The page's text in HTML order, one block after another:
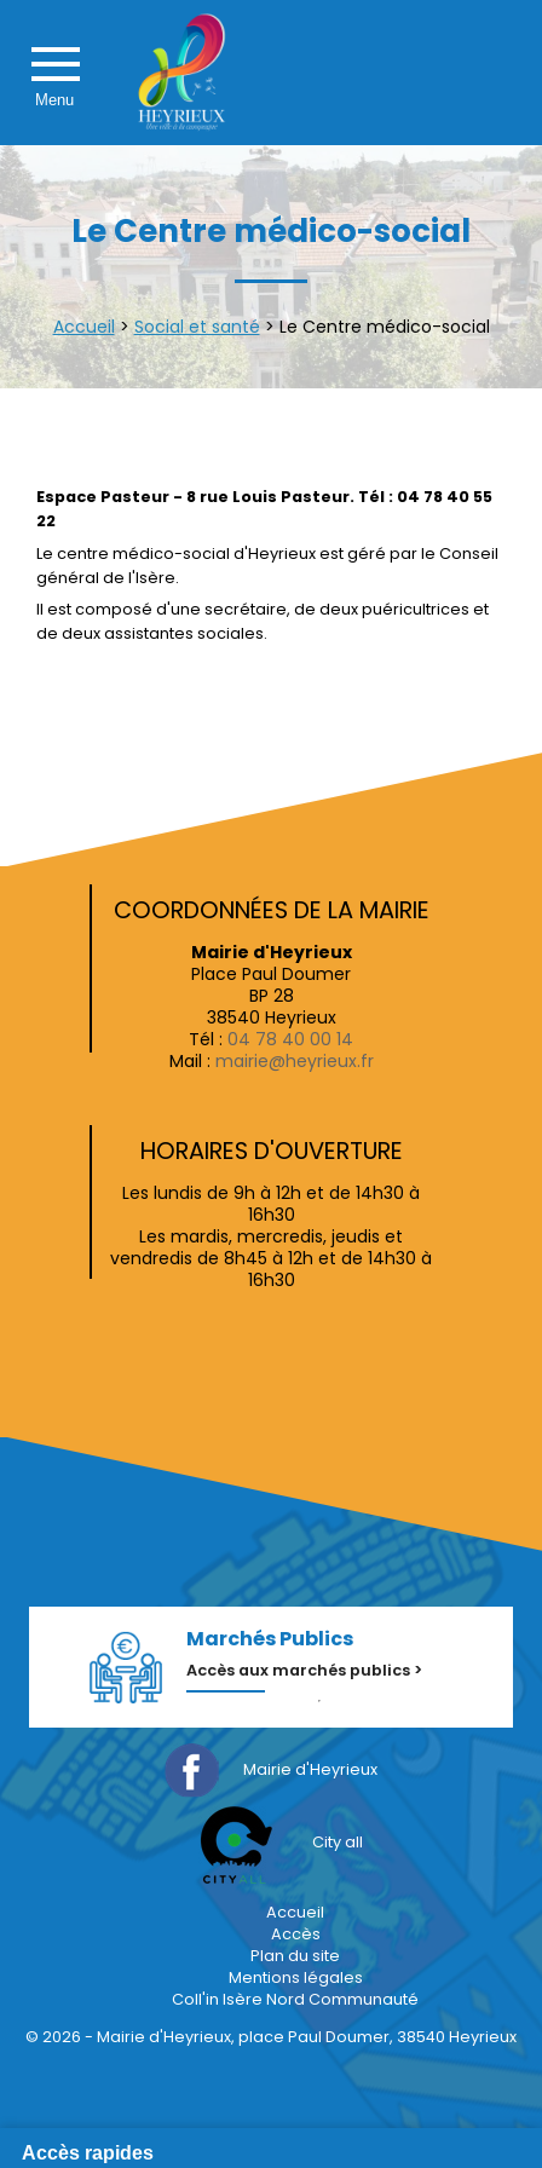
Menu
Accès rapides
Le Centre médico-social
Accueil>Social et santé>Le Centre médico-social
Espace Pasteur - 8 rue Louis Pasteur. Tél : 04 78 40 55
22
Le centre médico-social d'Heyrieux est géré par le Conseil
général de l'Isère.
Il est composé d'une secrétaire, de deux puéricultrices et
de deux assistantes sociales.
COORDONNÉES DE LA MAIRIE
Mairie d'Heyrieux
Place Paul Doumer
BP 28
38540 Heyrieux
Tél : 04 78 40 00 14
Mail : mairie@heyrieux.fr
HORAIRES D'OUVERTURE
Les lundis de 9h à 12h et de 14h30 à
16h30
Les mardis, mercredis, jeudis et
vendredis de 8h45 à 12h et de 14h30 à
16h30
Marchés Publics
Accès aux marchés publics >
Mairie d'Heyrieux
City all
Accueil
Accès
Plan du site
Mentions légales
Coll'in Isère Nord Communauté
© 2026 - Mairie d'Heyrieux, place Paul Doumer, 38540 Heyrieux